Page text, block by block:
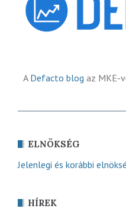
A Defacto blog az MKE-
ELNÖKSÉG
Jelenlegi és korábbi
HÍREK